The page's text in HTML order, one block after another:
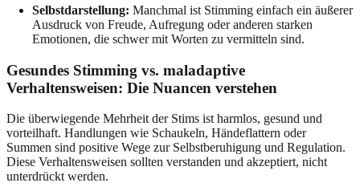
Selbstdarstellung: Manchmal ist Stimming einfach ein äußerer
Ausdruck von Freude, Aufregung oder anderen starken
Emotionen, die schwer mit Worten zu vermitteln sind.
Gesundes Stimming vs. maladaptive
Verhaltensweisen: Die Nuancen verstehen
Die überwiegende Mehrheit der Stims ist harmlos, gesund und
vorteilhaft. Handlungen wie Schaukeln, Händeflattern oder
Summen sind positive Wege zur Selbstberuhigung und Regulation.
Diese Verhaltensweisen sollten verstanden und akzeptiert, nicht
unterdrückt werden.